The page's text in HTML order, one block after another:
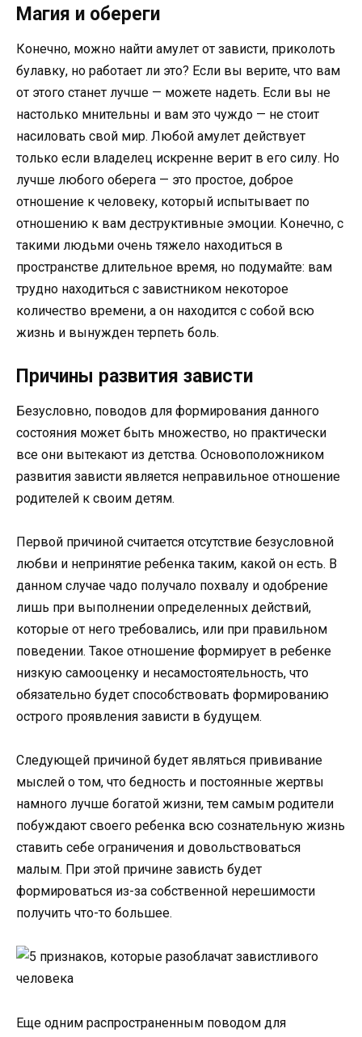
Магия и обереги
Конечно, можно найти амулет от зависти, приколоть
булавку, но работает ли это? Если вы верите, что вам
от этого станет лучше — можете надеть. Если вы не
настолько мнительны и вам это чуждо — не стоит
насиловать свой мир. Любой амулет действует
только если владелец искренне верит в его силу. Но
лучше любого оберега — это простое, доброе
отношение к человеку, который испытывает по
отношению к вам деструктивные эмоции. Конечно, с
такими людьми очень тяжело находиться в
пространстве длительное время, но подумайте: вам
трудно находиться с завистником некоторое
количество времени, а он находится с собой всю
жизнь и вынужден терпеть боль.
Причины развития зависти
Безусловно, поводов для формирования данного
состояния может быть множество, но практически
все они вытекают из детства. Основоположником
развития зависти является неправильное отношение
родителей к своим детям.
Первой причиной считается отсутствие безусловной
любви и непринятие ребенка таким, какой он есть. В
данном случае чадо получало похвалу и одобрение
лишь при выполнении определенных действий,
которые от него требовались, или при правильном
поведении. Такое отношение формирует в ребенке
низкую самооценку и несамостоятельность, что
обязательно будет способствовать формированию
острого проявления зависти в будущем.
Следующей причиной будет являться прививание
мыслей о том, что бедность и постоянные жертвы
намного лучше богатой жизни, тем самым родители
побуждают своего ребенка всю сознательную жизнь
ставить себе ограничения и довольствоваться
малым. При этой причине зависть будет
формироваться из-за собственной нерешимости
получить что-то большее.
Еще одним распространенным поводом для